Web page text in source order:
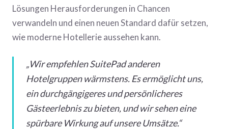
Lösungen Herausforderungen in Chancen
verwandeln und einen neuen Standard dafür setzen,
wie moderne Hotellerie aussehen kann.
„Wir empfehlen SuitePad anderen
Hotelgruppen wärmstens. Es ermöglicht uns,
ein durchgängigeres und persönlicheres
Gästeerlebnis zu bieten, und wir sehen eine
spürbare Wirkung auf unsere Umsätze.“